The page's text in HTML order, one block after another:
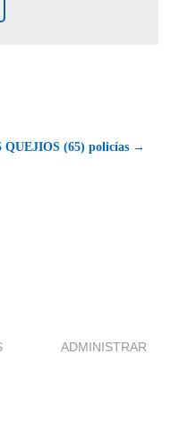
QUEJIOS (65) policías →
ADMINISTRAR